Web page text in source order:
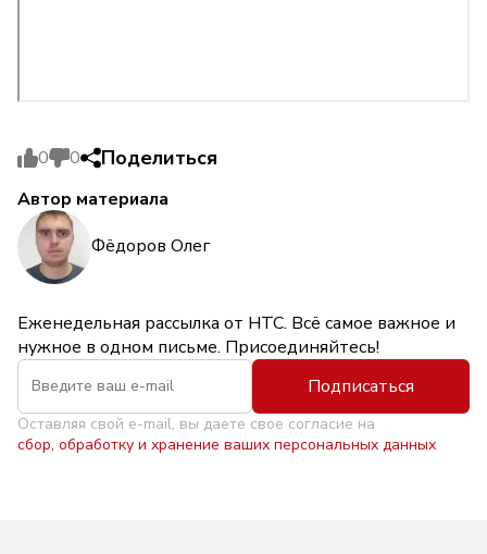
0 0 Поделиться
Автор материала
Фёдоров Олег
Еженедельная рассылка от НТС. Всё самое важное и
нужное в одном письме. Присоединяйтесь!
Подписаться
Оставляя свой e-mail, вы даете свое согласие на
сбор, обработку и хранение ваших персональных данных